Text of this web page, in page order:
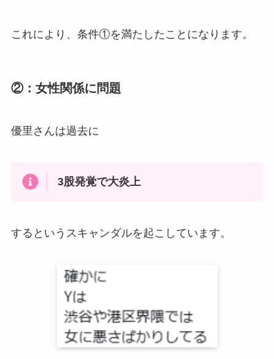
これにより、条件①を満たしたことになります。
②：女性関係に問題
優里さんは過去に
3股発覚で大炎上
するというスキャンダルを起こしています。